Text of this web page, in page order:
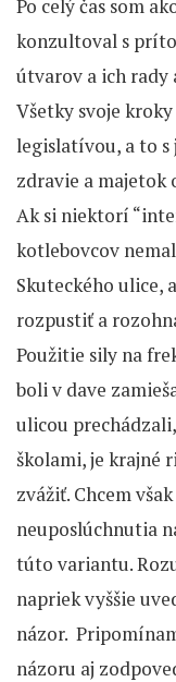
Po celý čas som
konzultoval s
útvarov a ich rady
Všetky svoje
legislatívou, a to
zdravie a majetok
Ak si niektorí
kotlebovcov
Skuteckého ulice,
rozpustiť a
Použitie sily na
boli v dave
ulicou
školami, je krajné
zvážiť. Chcem
neuposlúchnutia
túto variantu.
napriek vyššie
názor.
názoru aj